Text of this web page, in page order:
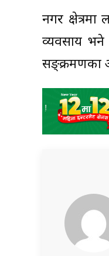
नगर
व्यवसाय भने
सङ्क्रमणका